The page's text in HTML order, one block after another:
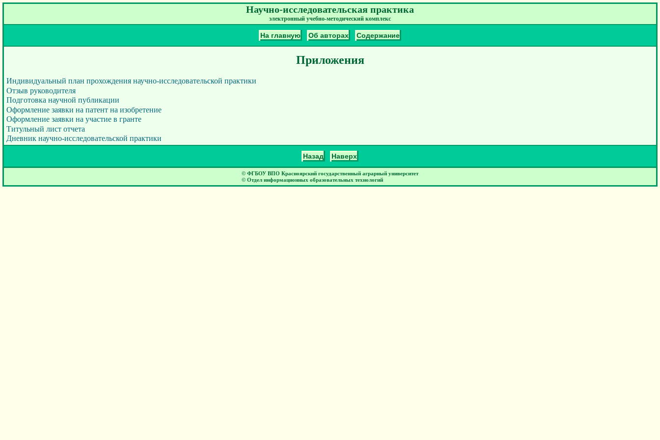
Научно-исследовательская практика
электронный учебно-методический комплекс
На главную Об авторах Содержание
Приложения
Индивидуальный план прохождения научно-исследовательской практики
Отзыв руководителя
Подготовка научной публикации
Оформление заявки на патент на изобретение
Оформление заявки на участие в гранте
Титульный лист отчета
Дневник научно-исследовательской практики
Назад Наверх
© ФГБОУ ВПО Красноярский государственный аграрный университет
© Отдел информационных образовательных технологий